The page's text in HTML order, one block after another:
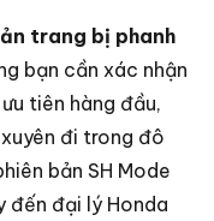
trang bị phanh
bạn cần xác nhận
tiên hàng đầu,
đi trong đô
bản SH Mode
đến đại lý Honda